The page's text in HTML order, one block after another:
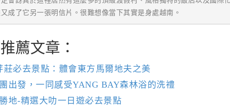
成了它另一張明信片。很難想像當下其實是身處越南。
薦文章：
莊必去景點：體會東方馬爾地夫之美
出發，一同感受YANG BAY森林浴的洗禮
地-精選大叻一日遊必去景點